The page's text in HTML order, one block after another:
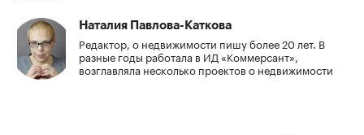
Наталия Павлова-Каткова
Редактор, о недвижимости пишу более 20 лет. В
разные годы работала в ИД «Коммерсант»,
возглавляла несколько проектов о недвижимости